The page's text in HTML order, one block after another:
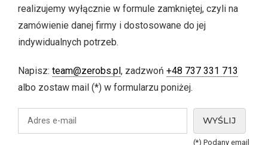
realizujemy wyłącznie w formule zamkniętej, czyli na
zamówienie danej firmy i dostosowane do jej
indywidualnych potrzeb.
Napisz: team@zerobs.pl, zadzwoń +48 737 331 713
albo zostaw mail (*) w formularzu poniżej.
(*) Podany email